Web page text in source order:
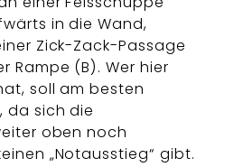
in die Wand,
Zick-Zack-Passage
Rampe (B). Wer hier
soll am besten
da sich die
oben noch
„Notausstieg“ gibt.